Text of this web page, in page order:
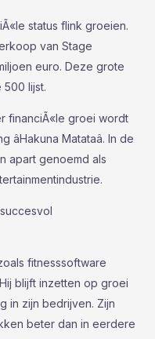
status flink groeien.
van Stage
euro. Deze grote
lijst.
financiÃ«le groei wordt
Matataâ. In de
apart genoemd als
fitnesssoftware
blijft inzetten op groei
in zijn bedrijven. Zijn
beter dan in eerdere